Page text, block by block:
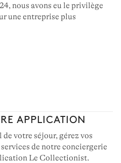
nous avons eu le privilège
une entreprise plus
APPLICATION
votre séjour, gérez vos
de notre conciergerie
Le Collectionist.